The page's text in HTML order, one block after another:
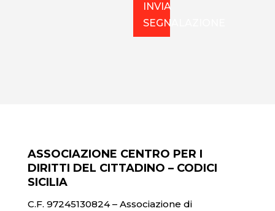
INVIA
SEGNALAZIONE
ASSOCIAZIONE CENTRO PER I
DIRITTI DEL CITTADINO – CODICI
SICILIA
C.F. 97245130824 – Associazione di